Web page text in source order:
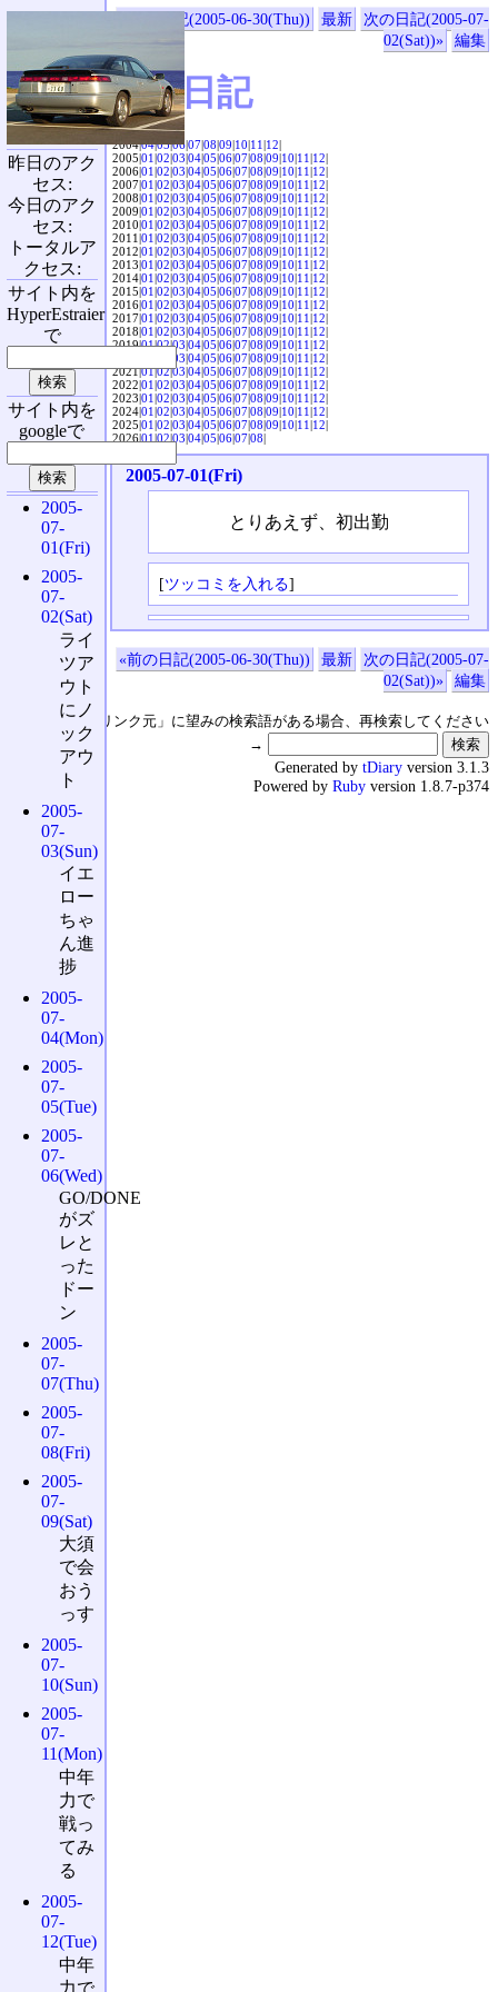
«前の日記(2005-06-30(Thu)) 最新
次の日記(2005-07-
02(Sat))»
編集
SVX日記
2004|04|05|06|07|08|09|10|11|12|
2005|01|02|03|04|05|06|07|08|09|10|11|12|
2006|01|02|03|04|05|06|07|08|09|10|11|12|
2007|01|02|03|04|05|06|07|08|09|10|11|12|
2008|01|02|03|04|05|06|07|08|09|10|11|12|
2009|01|02|03|04|05|06|07|08|09|10|11|12|
2010|01|02|03|04|05|06|07|08|09|10|11|12|
2011|01|02|03|04|05|06|07|08|09|10|11|12|
2012|01|02|03|04|05|06|07|08|09|10|11|12|
2013|01|02|03|04|05|06|07|08|09|10|11|12|
2014|01|02|03|04|05|06|07|08|09|10|11|12|
2015|01|02|03|04|05|06|07|08|09|10|11|12|
2016|01|02|03|04|05|06|07|08|09|10|11|12|
2017|01|02|03|04|05|06|07|08|09|10|11|12|
2018|01|02|03|04|05|06|07|08|09|10|11|12|
2019|01|02|03|04|05|06|07|08|09|10|11|12|
03|04|05|06|07|08|09|10|11|12|
2021|01|02|03|04|05|06|07|08|09|10|11|12|
2022|01|02|03|04|05|06|07|08|09|10|11|12|
2023|01|02|03|04|05|06|07|08|09|10|11|12|
2024|01|02|03|04|05|06|07|08|09|10|11|12|
2025|01|02|03|04|05|06|07|08|09|10|11|12|
2026|01|02|03|04|05|06|07|08|
2005-07-01(Fri)
とりあえず、初出勤
[ツッコミを入れる]
«前の日記(2005-06-30(Thu)) 最新
次の日記(2005-07-
02(Sat))»
編集
↑の「本日のリンク元」に望みの検索語がある場合、再検索してください
→
昨日のアク
セス:
今日のアク
セス:
トータルア
クセス:
サイト内を
HyperEstraier
で
サイト内を
googleで
2005-
07-
01(Fri)
2005-
07-
02(Sat)
ライ
ツア
ウト
にノ
ック
アウ
ト
2005-
07-
03(Sun)
イエ
ロー
ちゃ
ん進
捗
2005-
07-
04(Mon)
2005-
07-
05(Tue)
2005-
07-
06(Wed)
GO/DONE
がズ
レと
った
ドー
ン
2005-
07-
07(Thu)
2005-
07-
08(Fri)
2005-
07-
09(Sat)
大須
で会
おう
っす
2005-
07-
10(Sun)
2005-
07-
11(Mon)
中年
力で
戦っ
てみ
る
2005-
07-
12(Tue)
中年
力で
Generated by tDiary version 3.1.3
Powered by Ruby version 1.8.7-p374